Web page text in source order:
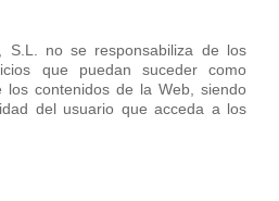
S.L. no se responsabiliza de los
que puedan suceder como
los contenidos de la Web, siendo
del usuario que acceda a los